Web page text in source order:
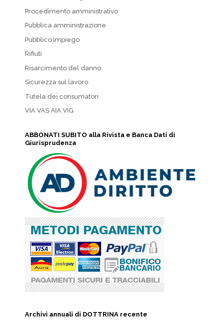
Procedimento amministrativo
Pubblica amministrazione
Pubblico impiego
Rifiuti
Risarcimento del danno
Sicurezza sul lavoro
Tutela dei consumatori
VIA VAS AIA VIG
ABBONATI SUBITO alla Rivista e Banca Dati di
Giurisprudenza
Archivi annuali di DOTTRINA recente